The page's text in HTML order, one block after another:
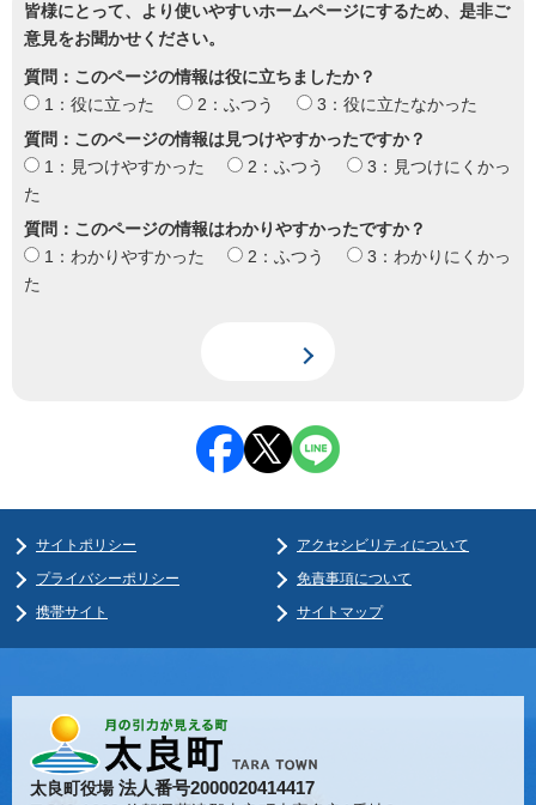
皆様にとって、より使いやすいホームページにするため、是非ご
意見をお聞かせください。
質問：このページの情報は役に立ちましたか？
1：役に立った
2：ふつう
3：役に立たなかった
質問：このページの情報は見つけやすかったですか？
1：見つけやすかった
2：ふつう
3：見つけにくかっ
た
質問：このページの情報はわかりやすかったですか？
1：わかりやすかった
2：ふつう
3：わかりにくかっ
た
サイトポリシー
アクセシビリティについて
プライバシーポリシー
免責事項について
携帯サイト
サイトマップ
太良町役場法人番号2000020414417